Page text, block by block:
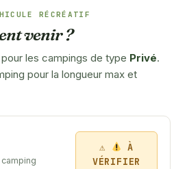
RÉCRÉATIF
venir ?
les campings de type Privé.
pour la longueur max et
À
VÉRIFIER